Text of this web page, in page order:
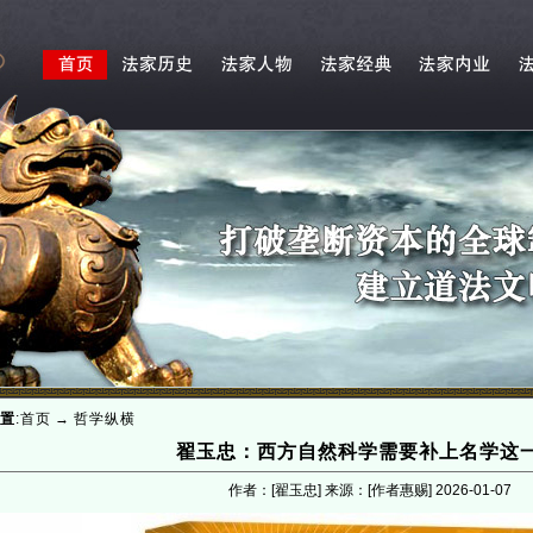
:首页 → 哲学纵横
翟玉忠：西方自然科学需要补上名学这
作者：[翟玉忠] 来源：[作者惠赐] 2026-01-07